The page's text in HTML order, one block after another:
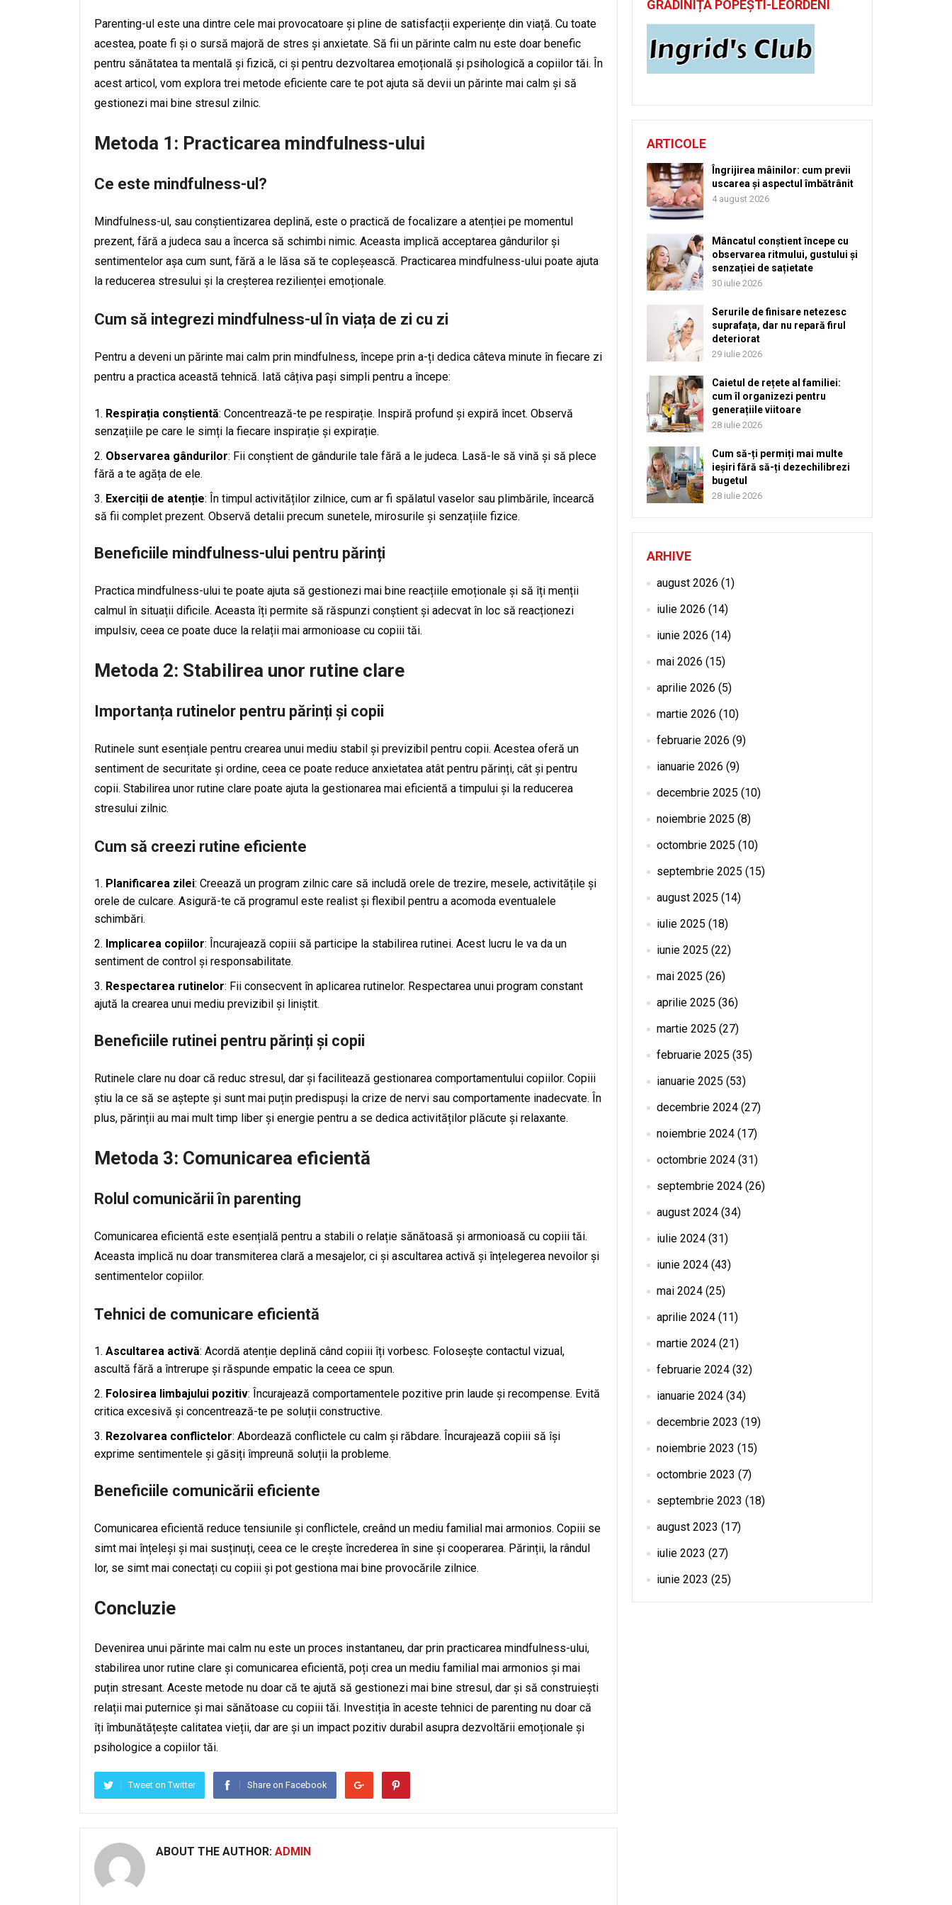
Parenting-ul este una dintre cele mai provocatoare și pline de satisfacții experiențe din viață. Cu toate
acestea, poate fi și o sursă majoră de stres și anxietate. Să fii un părinte calm nu este doar benefic
pentru sănătatea ta mentală și fizică, ci și pentru dezvoltarea emoțională și psihologică a copiilor tăi. În
acest articol, vom explora trei metode eficiente care te pot ajuta să devii un părinte mai calm și să
gestionezi mai bine stresul zilnic.
Metoda 1: Practicarea mindfulness-ului
Ce este mindfulness-ul?
Mindfulness-ul, sau conștientizarea deplină, este o practică de focalizare a atenției pe momentul
prezent, fără a judeca sau a încerca să schimbi nimic. Aceasta implică acceptarea gândurilor și
sentimentelor așa cum sunt, fără a le lăsa să te copleșească. Practicarea mindfulness-ului poate ajuta
la reducerea stresului și la creșterea rezilienței emoționale.
Cum să integrezi mindfulness-ul în viața de zi cu zi
Pentru a deveni un părinte mai calm prin mindfulness, începe prin a-ți dedica câteva minute în fiecare zi
pentru a practica această tehnică. Iată câțiva pași simpli pentru a începe:
Respirația conștientă: Concentrează-te pe respirație. Inspiră profund și expiră încet. Observă
senzațiile pe care le simți la fiecare inspirație și expirație.
Observarea gândurilor: Fii conștient de gândurile tale fără a le judeca. Lasă-le să vină și să plece
fără a te agăța de ele.
Exerciții de atenție: În timpul activităților zilnice, cum ar fi spălatul vaselor sau plimbările, încearcă
să fii complet prezent. Observă detalii precum sunetele, mirosurile și senzațiile fizice.
Beneficiile mindfulness-ului pentru părinți
Practica mindfulness-ului te poate ajuta să gestionezi mai bine reacțiile emoționale și să îți menții
calmul în situații dificile. Aceasta îți permite să răspunzi conștient și adecvat în loc să reacționezi
impulsiv, ceea ce poate duce la relații mai armonioase cu copiii tăi.
Metoda 2: Stabilirea unor rutine clare
Importanța rutinelor pentru părinți și copii
Rutinele sunt esențiale pentru crearea unui mediu stabil și previzibil pentru copii. Acestea oferă un
sentiment de securitate și ordine, ceea ce poate reduce anxietatea atât pentru părinți, cât și pentru
copii. Stabilirea unor rutine clare poate ajuta la gestionarea mai eficientă a timpului și la reducerea
stresului zilnic.
Cum să creezi rutine eficiente
Planificarea zilei: Creează un program zilnic care să includă orele de trezire, mesele, activitățile și
orele de culcare. Asigură-te că programul este realist și flexibil pentru a acomoda eventualele
schimbări.
Implicarea copiilor: Încurajează copiii să participe la stabilirea rutinei. Acest lucru le va da un
sentiment de control și responsabilitate.
Respectarea rutinelor: Fii consecvent în aplicarea rutinelor. Respectarea unui program constant
ajută la crearea unui mediu previzibil și liniștit.
Beneficiile rutinei pentru părinți și copii
Rutinele clare nu doar că reduc stresul, dar și facilitează gestionarea comportamentului copiilor. Copiii
știu la ce să se aștepte și sunt mai puțin predispuși la crize de nervi sau comportamente inadecvate. În
plus, părinții au mai mult timp liber și energie pentru a se dedica activităților plăcute și relaxante.
Metoda 3: Comunicarea eficientă
Rolul comunicării în parenting
Comunicarea eficientă este esențială pentru a stabili o relație sănătoasă și armonioasă cu copiii tăi.
Aceasta implică nu doar transmiterea clară a mesajelor, ci și ascultarea activă și înțelegerea nevoilor și
sentimentelor copiilor.
Tehnici de comunicare eficientă
Ascultarea activă: Acordă atenție deplină când copiii îți vorbesc. Folosește contactul vizual,
ascultă fără a întrerupe și răspunde empatic la ceea ce spun.
Folosirea limbajului pozitiv: Încurajează comportamentele pozitive prin laude și recompense. Evită
critica excesivă și concentrează-te pe soluții constructive.
Rezolvarea conflictelor: Abordează conflictele cu calm și răbdare. Încurajează copiii să își
exprime sentimentele și găsiți împreună soluții la probleme.
Beneficiile comunicării eficiente
Comunicarea eficientă reduce tensiunile și conflictele, creând un mediu familial mai armonios. Copiii se
simt mai înțeleși și mai susținuți, ceea ce le crește încrederea în sine și cooperarea. Părinții, la rândul
lor, se simt mai conectați cu copiii și pot gestiona mai bine provocările zilnice.
Concluzie
Devenirea unui părinte mai calm nu este un proces instantaneu, dar prin practicarea mindfulness-ului,
stabilirea unor rutine clare și comunicarea eficientă, poți crea un mediu familial mai armonios și mai
puțin stresant. Aceste metode nu doar că te ajută să gestionezi mai bine stresul, dar și să construiești
relații mai puternice și mai sănătoase cu copiii tăi. Investiția în aceste tehnici de parenting nu doar că
îți îmbunătățește calitatea vieții, dar are și un impact pozitiv durabil asupra dezvoltării emoționale și
psihologice a copiilor tăi.
Tweet on Twitter Share on Facebook
ABOUT THE AUTHOR: ADMIN
GRĂDINIȚĂ POPEȘTI-LEORDENI
ARTICOLE
Îngrijirea mâinilor: cum previi
uscarea și aspectul îmbătrânit
4 august 2026
Mâncatul conștient începe cu
observarea ritmului, gustului și
senzației de sațietate
30 iulie 2026
Serurile de finisare netezesc
suprafața, dar nu repară firul
deteriorat
29 iulie 2026
Caietul de rețete al familiei:
cum îl organizezi pentru
generațiile viitoare
28 iulie 2026
Cum să-ți permiți mai multe
ieșiri fără să-ți dezechilibrezi
bugetul
28 iulie 2026
ARHIVE
august 2026 (1)
iulie 2026 (14)
iunie 2026 (14)
mai 2026 (15)
aprilie 2026 (5)
martie 2026 (10)
februarie 2026 (9)
ianuarie 2026 (9)
decembrie 2025 (10)
noiembrie 2025 (8)
octombrie 2025 (10)
septembrie 2025 (15)
august 2025 (14)
iulie 2025 (18)
iunie 2025 (22)
mai 2025 (26)
aprilie 2025 (36)
martie 2025 (27)
februarie 2025 (35)
ianuarie 2025 (53)
decembrie 2024 (27)
noiembrie 2024 (17)
octombrie 2024 (31)
septembrie 2024 (26)
august 2024 (34)
iulie 2024 (31)
iunie 2024 (43)
mai 2024 (25)
aprilie 2024 (11)
martie 2024 (21)
februarie 2024 (32)
ianuarie 2024 (34)
decembrie 2023 (19)
noiembrie 2023 (15)
octombrie 2023 (7)
septembrie 2023 (18)
august 2023 (17)
iulie 2023 (27)
iunie 2023 (25)